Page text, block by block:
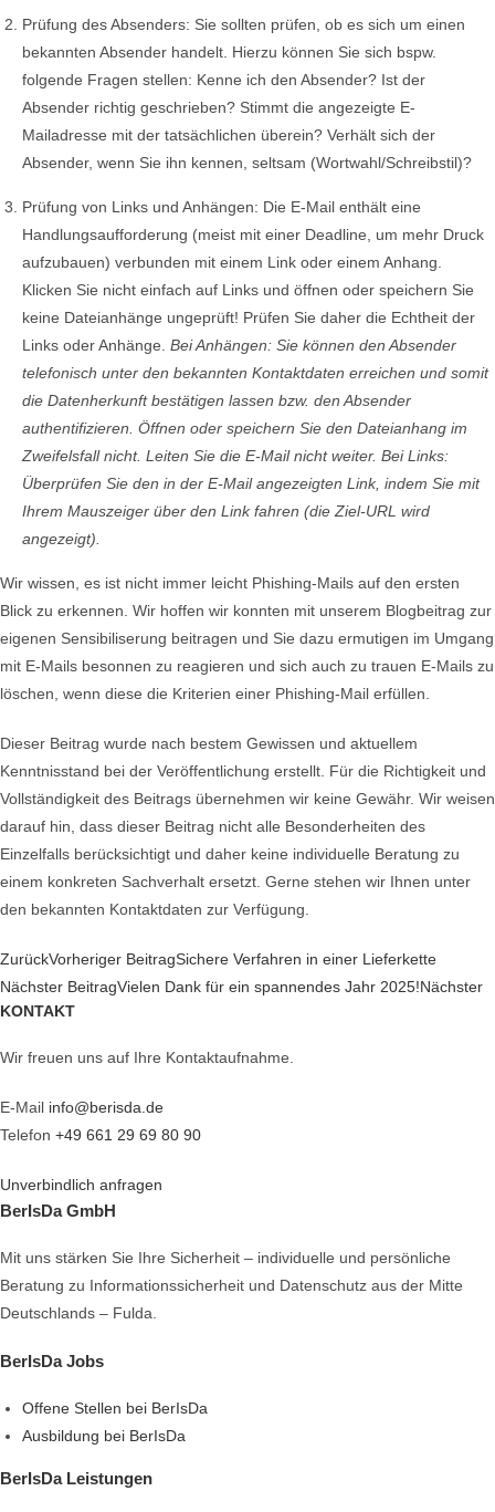
Prüfung des Absenders: Sie sollten prüfen, ob es sich um einen
bekannten Absender handelt. Hierzu können Sie sich bspw.
folgende Fragen stellen: Kenne ich den Absender? Ist der
Absender richtig geschrieben? Stimmt die angezeigte E-
Mailadresse mit der tatsächlichen überein? Verhält sich der
Absender, wenn Sie ihn kennen, seltsam (Wortwahl/Schreibstil)?
Prüfung von Links und Anhängen: Die E-Mail enthält eine
Handlungsaufforderung (meist mit einer Deadline, um mehr Druck
aufzubauen) verbunden mit einem Link oder einem Anhang.
Klicken Sie nicht einfach auf Links und öffnen oder speichern Sie
keine Dateianhänge ungeprüft! Prüfen Sie daher die Echtheit der
Links oder Anhänge. Bei Anhängen: Sie können den Absender
telefonisch unter den bekannten Kontaktdaten erreichen und somit
die Datenherkunft bestätigen lassen bzw. den Absender
authentifizieren. Öffnen oder speichern Sie den Dateianhang im
Zweifelsfall nicht. Leiten Sie die E-Mail nicht weiter. Bei Links:
Überprüfen Sie den in der E-Mail angezeigten Link, indem Sie mit
Ihrem Mauszeiger über den Link fahren (die Ziel-URL wird
angezeigt).
Wir wissen, es ist nicht immer leicht Phishing-Mails auf den ersten
Blick zu erkennen. Wir hoffen wir konnten mit unserem Blogbeitrag zur
eigenen Sensibiliserung beitragen und Sie dazu ermutigen im Umgang
mit E-Mails besonnen zu reagieren und sich auch zu trauen E-Mails zu
löschen, wenn diese die Kriterien einer Phishing-Mail erfüllen.
Dieser Beitrag wurde nach bestem Gewissen und aktuellem
Kenntnisstand bei der Veröffentlichung erstellt. Für die Richtigkeit und
Vollständigkeit des Beitrags übernehmen wir keine Gewähr. Wir weisen
darauf hin, dass dieser Beitrag nicht alle Besonderheiten des
Einzelfalls berücksichtigt und daher keine individuelle Beratung zu
einem konkreten Sachverhalt ersetzt. Gerne stehen wir Ihnen unter
den bekannten Kontaktdaten zur Verfügung.
ZurückVorheriger BeitragSichere Verfahren in einer Lieferkette
Nächster BeitragVielen Dank für ein spannendes Jahr 2025!Nächster
KONTAKT
Wir freuen uns auf Ihre Kontaktaufnahme.
E-Mail info@berisda.de
Telefon +49 661 29 69 80 90
Unverbindlich anfragen
BerIsDa GmbH
Mit uns stärken Sie Ihre Sicherheit – individuelle und persönliche
Beratung zu Informationssicherheit und Datenschutz aus der Mitte
Deutschlands – Fulda.
BerIsDa Jobs
Offene Stellen bei BerIsDa
Ausbildung bei BerIsDa
BerIsDa Leistungen